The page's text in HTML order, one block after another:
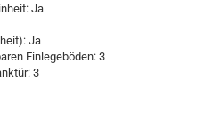
Ja
Ja
Einlegeböden: 3
3